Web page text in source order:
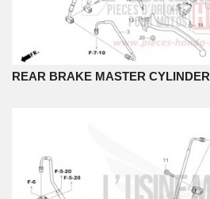
REAR BRAKE MASTER CYLINDER